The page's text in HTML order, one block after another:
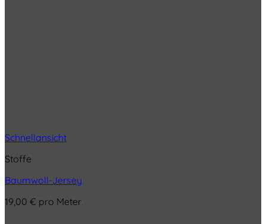
Schnellansicht
Stoffe
Baumwoll-Jersey
19,00 € pro Meter